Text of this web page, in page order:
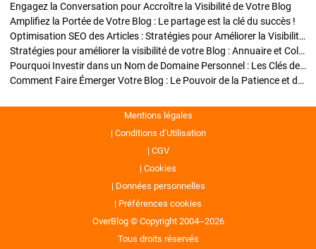
Engagez la Conversation pour Accroître la Visibilité de Votre Blog
Amplifiez la Portée de Votre Blog : Le partage est la clé du succès !
Optimisation SEO des Articles : Stratégies pour Améliorer la Visibilité de Votre Blog
Stratégies pour améliorer la visibilité de votre Blog : Annuaire et Collaborations
Pourquoi Investir dans un Nom de Domaine Personnel : Les Clés de la Réussite de Votre Blog
Comment Faire Émerger Votre Blog : Le Pouvoir de la Patience et de la Persévérance
Mentions légales
Conditions d’Utilisation
CGV
Cookies
Données personnelles
Préférences cookies
OverBlog © Copyright 2004--2026
Tous droits réservés